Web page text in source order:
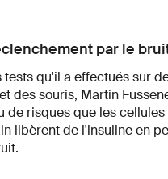
par le
tests qu'il a effectués sur
des souris, Martin
de risques que les
libèrent de l'insuline en